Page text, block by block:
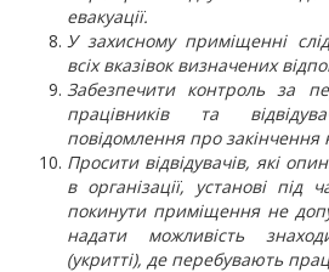
евакуації.
У захисному приміщенні
всіх вказівок визначених
Забезпечити контроль за
працівників та
повідомлення про закінчення
Просити відвідувачів, які
в організації, установі під
покинути приміщення не
надати можливість
(укритті), де перебувають